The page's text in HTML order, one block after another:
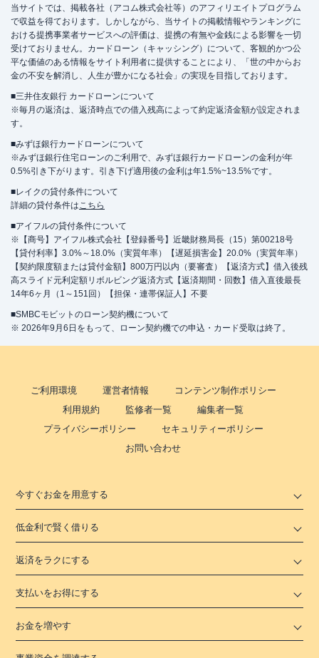
当サイトでは、掲載各社（アコム株式会社等）のアフィリエイトプログラム
で収益を得ております。しかしながら、当サイトの掲載情報やランキングに
おける提携事業者サービスへの評価は、提携の有無や金銭による影響を一切
受けておりません。カードローン（キャッシング）について、客観的かつ公
平な価値のある情報をサイト利用者に提供することにより、「世の中からお
金の不安を解消し、人生が豊かになる社会」の実現を目指しております。
■三井住友銀行 カードローンについて
※毎月の返済は、返済時点での借入残高によって約定返済金額が設定されま
す。
■みずほ銀行カードローンについて
※みずほ銀行住宅ローンのご利用で、みずほ銀行カードローンの金利が年
0.5%引き下がります。引き下げ適用後の金利は年1.5%~13.5%です。
■レイクの貸付条件について
詳細の貸付条件はこちら
■アイフルの貸付条件について
※【商号】アイフル株式会社【登録番号】近畿財務局長（15）第00218号
【貸付利率】3.0%～18.0%（実質年率）【遅延損害金】20.0%（実質年率）
【契約限度額または貸付金額】800万円以内（要審査）【返済方式】借入後残
高スライド元利定額リボルビング返済方式【返済期間・回数】借入直後最長
14年6ヶ月（1～151回）【担保・連帯保証人】不要
■SMBCモビットのローン契約機について
※ 2026年9月6日をもって、ローン契約機での申込・カード受取は終了。
ご利用環境 運営者情報
コンテンツ制作ポリシー
利用規約
監修者一覧
編集者一覧
プライバシーポリシー
セキュリティーポリシー
お問い合わせ
今すぐお金を用意する
低金利で賢く借りる
返済をラクにする
支払いをお得にする
お金を増やす